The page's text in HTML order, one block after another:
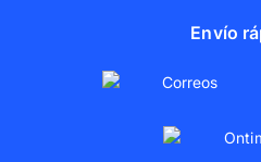
Envío